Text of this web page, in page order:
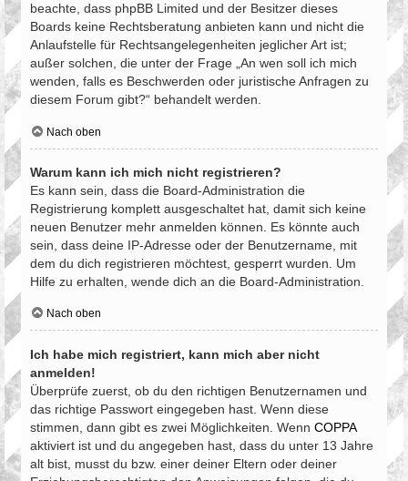
beachte, dass phpBB Limited und der Besitzer dieses
Boards keine Rechtsberatung anbieten kann und nicht die
Anlaufstelle für Rechtsangelegenheiten jeglicher Art ist;
außer solchen, die unter der Frage „An wen soll ich mich
wenden, falls es Beschwerden oder juristische Anfragen zu
diesem Forum gibt?“ behandelt werden.
Nach oben
Warum kann ich mich nicht registrieren?
Es kann sein, dass die Board-Administration die
Registrierung komplett ausgeschaltet hat, damit sich keine
neuen Benutzer mehr anmelden können. Es könnte auch
sein, dass deine IP-Adresse oder der Benutzername, mit
dem du dich registrieren möchtest, gesperrt wurden. Um
Hilfe zu erhalten, wende dich an die Board-Administration.
Nach oben
Ich habe mich registriert, kann mich aber nicht
anmelden!
Überprüfe zuerst, ob du den richtigen Benutzernamen und
das richtige Passwort eingegeben hast. Wenn diese
stimmen, dann gibt es zwei Möglichkeiten. Wenn COPPA
aktiviert ist und du angegeben hast, dass du unter 13 Jahre
alt bist, musst du bzw. einer deiner Eltern oder deiner